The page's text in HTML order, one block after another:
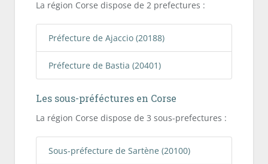
La région Corse dispose de 2 prefectures :
Préfecture de Ajaccio (20188)
Préfecture de Bastia (20401)
Les sous-préféctures en Corse
La région Corse dispose de 3 sous-prefectures :
Sous-préfecture de Sartène (20100)